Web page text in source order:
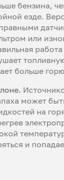
бензина,
езде.
или
работа
больше
может
на
и